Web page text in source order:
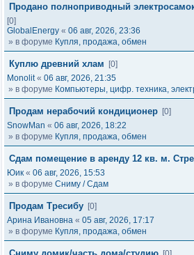
Продано полноприводный
[0]
GlobalEnergy « 06 авг, 2026, 23:36
» в форуме Купля, продажа, обмен
Куплю древний хлам
[0]
Monolit« 06 авг, 2026, 21:35
» в форуме Компьютеры, цифр. техника,
Продам нерабочий кондиционер [0]
SnowMan « 06 авг, 2026, 18:22
» в форуме Купля, продажа, обмен
Сдам помещение в аренду 12 кв. м.
Юик « 06 авг, 2026, 15:53
» в форуме Сниму / Сдам
Продам Тресибу [0]
Арина Ивановна « 05 авг, 2026, 17:17
» в форуме Купля, продажа, обмен